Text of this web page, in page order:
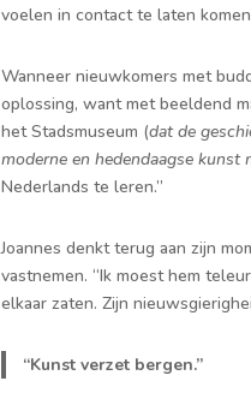
voelen in contact te laten
Wanneer nieuwkomers met
oplossing, want met beeldend
het Stadsmuseum (dat de
moderne en hedendaagse
Nederlands te leren.”
Joannes denkt terug aan zijn
vastnemen. “Ik moest hem
elkaar zaten. Zijn
“Kunst verzet bergen.”